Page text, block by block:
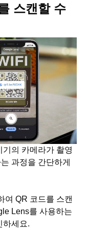
스캔할 수
의 카메라가 촬영
과정을 간단하게
여 QR 코드를 스캔
Lens를 사용하는
하세요.